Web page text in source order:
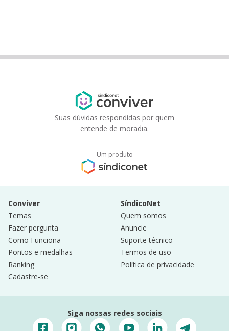
Suas dúvidas respondidas por quem
entende de moradia.
Um produto
Conviver
Temas
Fazer pergunta
Como Funciona
Pontos e medalhas
Ranking
Cadastre-se
SíndicoNet
Quem somos
Anuncie
Suporte técnico
Termos de uso
Política de privacidade
Siga nossas redes sociais